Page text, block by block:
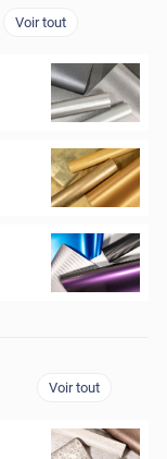
Voir tout
Voir tout